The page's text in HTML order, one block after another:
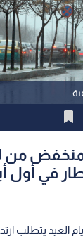
من
في أول
العيد يتطلب